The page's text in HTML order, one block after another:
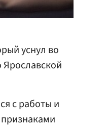
уснул во
с работы и